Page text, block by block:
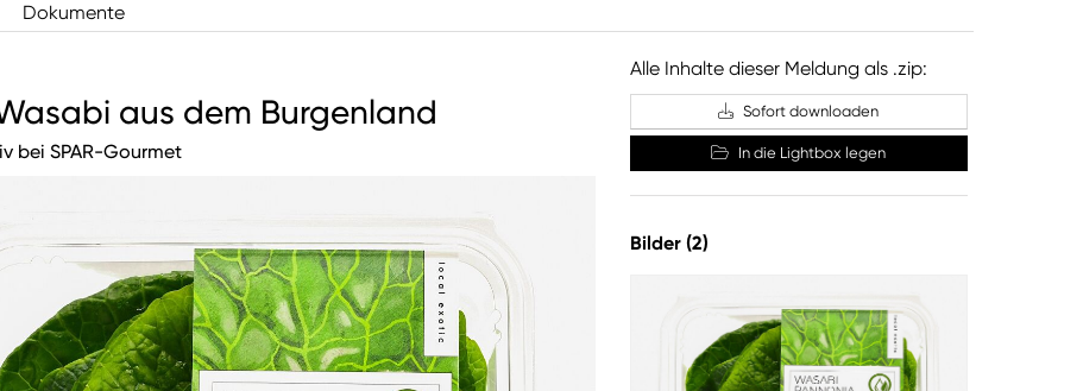
Dokumente
aus dem Burgenland
bei SPAR-Gourmet
Alle Inhalte dieser Meldung als .zip:
Sofort downloaden
In die Lightbox legen
Bilder (2)